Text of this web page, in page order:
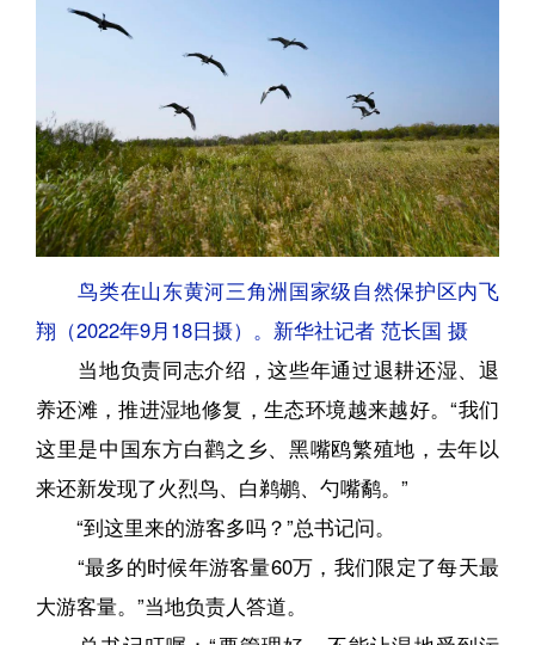
鸟类在山东黄河三角洲国家级自然保护区内飞
翔（2022年9月18日摄）。新华社记者 范长国 摄
当地负责同志介绍，这些年通过退耕还湿、退
养还滩，推进湿地修复，生态环境越来越好。“我们
这里是中国东方白鹳之乡、黑嘴鸥繁殖地，去年以
来还新发现了火烈鸟、白鹈鹕、勺嘴鹬。”
“到这里来的游客多吗？”总书记问。
“最多的时候年游客量60万，我们限定了每天最
大游客量。”当地负责人答道。